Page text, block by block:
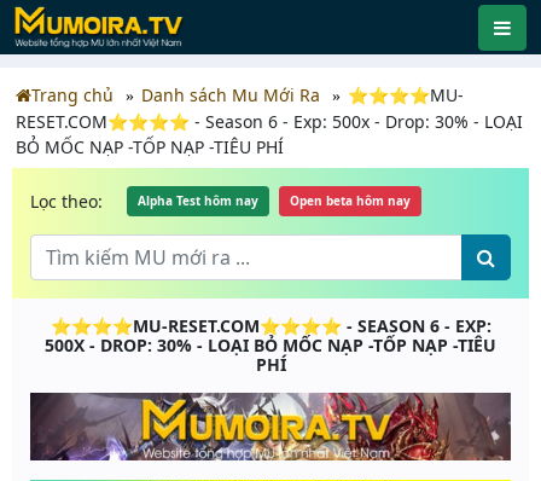
Trang chủ Danh sách Mu Mới Ra
⭐⭐⭐⭐MU-
RESET.COM⭐⭐⭐⭐ - Season 6 - Exp: 500x - Drop: 30% - LOẠI
BỎ MỐC NẠP -TỐP NẠP -TIÊU PHÍ
Lọc theo: Alpha Test hôm nay Open beta hôm nay
⭐⭐⭐⭐MU-RESET.COM⭐⭐⭐⭐ - SEASON 6 - EXP:
500X - DROP: 30% - LOẠI BỎ MỐC NẠP -TỐP NẠP -TIÊU
PHÍ